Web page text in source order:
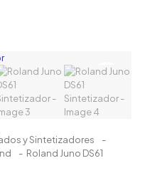
y Sintetizadores
-
- Roland Juno DS61